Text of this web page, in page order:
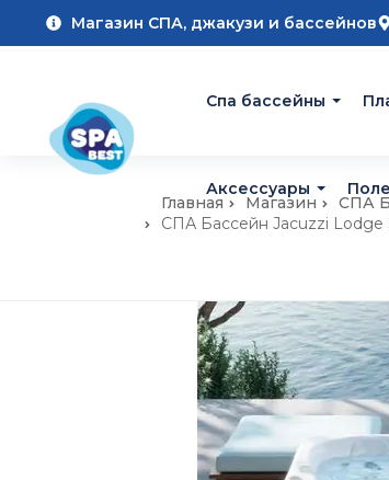
Магазин СПА, джакузи и бассейнов
Cпа бассейны
Аксессуары
Главная Магазин
СПА
СПА Бассейн Jacuzzi Lodge